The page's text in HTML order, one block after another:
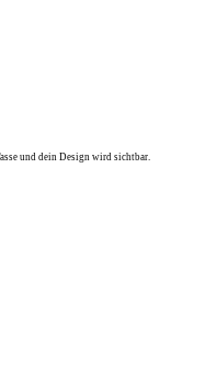
und dein Design wird sichtbar.